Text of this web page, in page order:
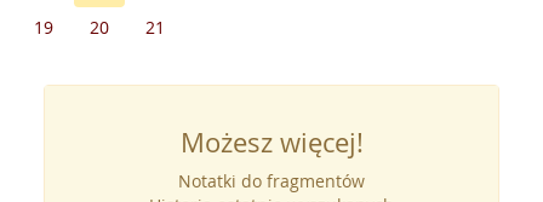
19
20 21
Możesz więcej!
Notatki do fragmentów